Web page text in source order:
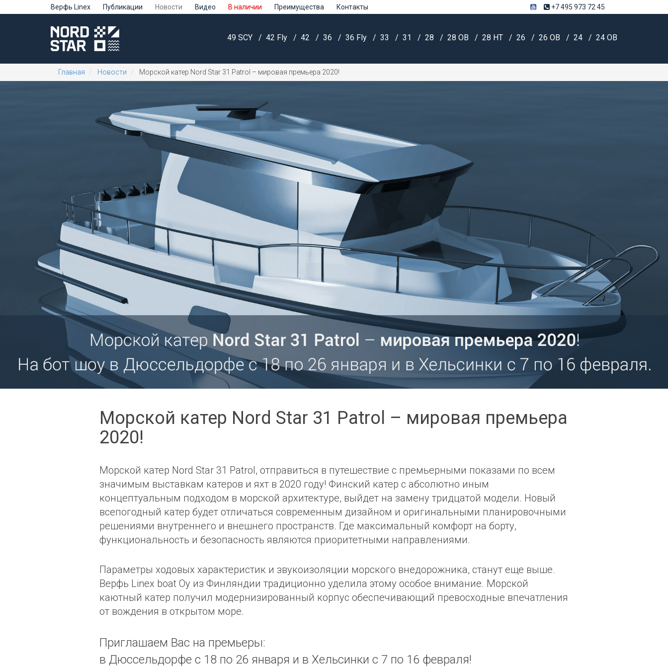
Верфь Linex Публикации Новости Видео В наличии Преимущества Контакты +7 495 973 72 45
49 SCY 42 Fly 42 36 36 Fly 33 31 28 28 OB 28 HT 26 26 OB 24 24 OB
Главная Новости Морской катер Nord Star 31 Patrol – мировая премьера 2020!
Морской катер Nord Star 31 Patrol – мировая премьера
2020!
Морской катер Nord Star 31 Patrol, отправиться в путешествие с премьерными показами по всем
значимым выставкам катеров и яхт в 2020 году! Финский катер с абсолютно иным
концептуальным подходом в морской архитектуре, выйдет на замену тридцатой модели. Новый
всепогодный катер будет отличаться современным дизайном и оригинальными планировочными
решениями внутреннего и внешнего пространств. Где максимальный комфорт на борту,
функциональность и безопасность являются приоритетными направлениями.
Параметры ходовых характеристик и звукоизоляции морского внедорожника, станут еще выше.
Верфь Linex boat Oy из Финляндии традиционно уделила этому особое внимание. Морской
каютный катер получил модернизированный корпус обеспечивающий превосходные впечатления
от вождения в открытом море.
Приглашаем Вас на премьеры:
в Дюссельдорфе с 18 по 26 января и в Хельсинки с 7 по 16 февраля!